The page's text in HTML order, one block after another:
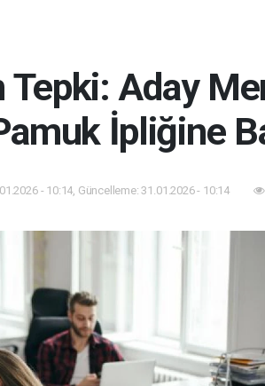
Tepki: Aday
İpliğine
- 10:14, Güncelleme: 31.01.2026 - 10:14